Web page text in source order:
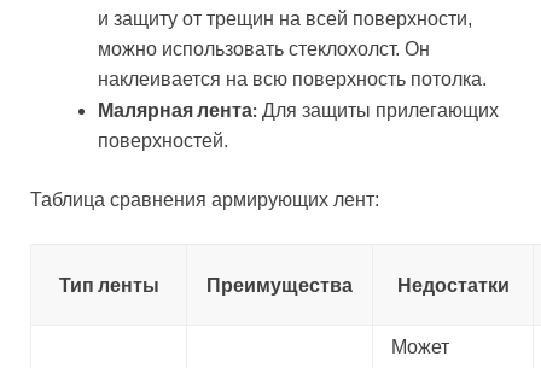
и защиту от трещин на всей поверхности,
можно использовать стеклохолст. Он
наклеивается на всю поверхность потолка.
Малярная лента: Для защиты прилегающих
поверхностей.
Таблица сравнения армирующих лент:
Тип ленты Преимущества Недостатки
Может